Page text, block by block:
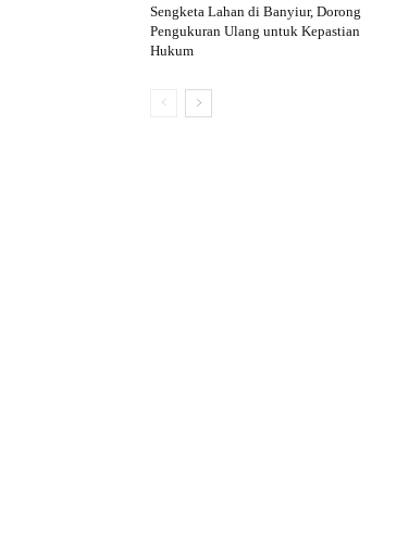
Sengketa Lahan di Banyiur, Dorong
Pengukuran Ulang untuk Kepastian
Hukum